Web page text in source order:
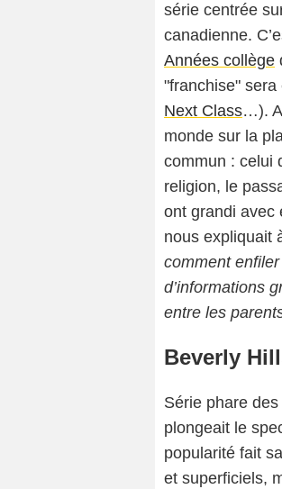
série centrée
canadienne.
Années collège
"franchise"
Next Class…).
monde sur la
commun : celui
religion, le
ont grandi avec
nous expliquait
comment
d’informations
entre les
Beverly
Série phare
plongeait le
popularité fait
et superficiels,